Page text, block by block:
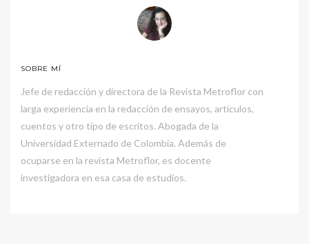
SOBRE MÍ
Jefe de redacción y directora de la Revista Metroflor con
larga experiencia en la redacción de ensayos, artículos,
cuentos y otro tipo de escritos. Abogada de la
Universidad Externado de Colombia. Además de
ocuparse en la revista Metroflor, es docente
investigadora en esa casa de estudios.